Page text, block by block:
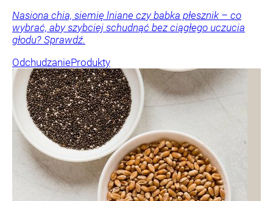
Nasiona chia, siemię lniane czy babka płesznik – co
wybrać, aby szybciej schudnąć bez ciągłego uczucia
głodu? Sprawdź.
OdchudzanieProdukty